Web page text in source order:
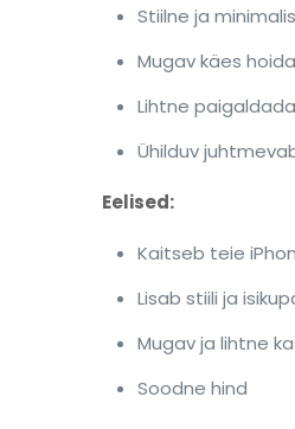
Stiilne ja
Mugav käes hoida
Lihtne
Ühilduv
Eelised:
Kaitseb teie
Lisab stiili ja
Mugav ja lihtne
Soodne hind